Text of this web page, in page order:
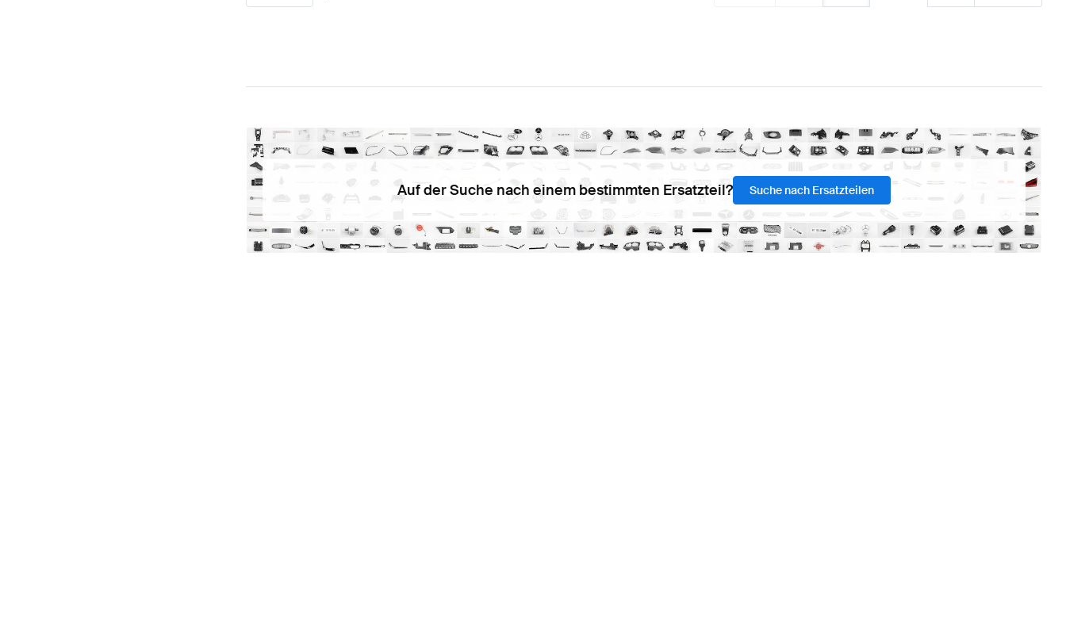
Auf der Suche nach einem bestimmten Ersatzteil? Suche nach Ersatzteilen